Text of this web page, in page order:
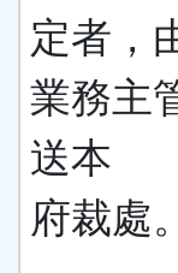
定者，
業務主
送本
府裁處。